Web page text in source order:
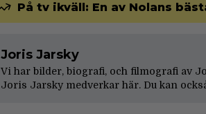
På tv ikväll: En av Nolans
Joris Jarsky
Vi har bilder, biografi, och filmografi av
Joris Jarsky medverkar här. Du kan